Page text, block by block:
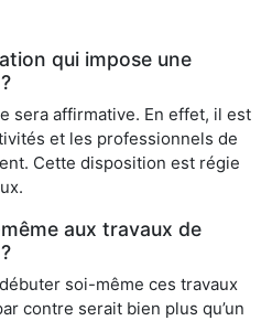
qui impose une
sera affirmative. En effet, il est
et les professionnels de
Cette disposition est régie
aux travaux de
soi-même ces travaux
contre serait bien plus qu’un